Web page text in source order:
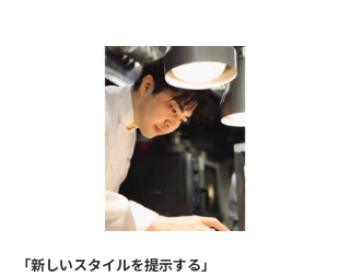
「新しいスタイルを提示する」